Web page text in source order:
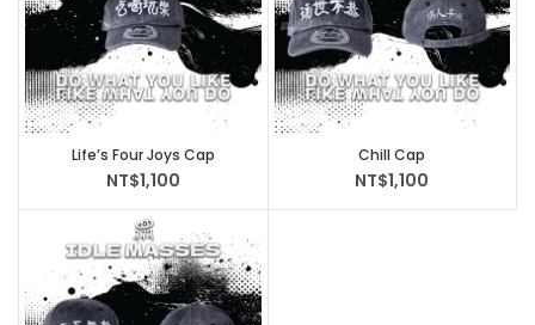
Life’s Four Joys Cap
NT$1,100
Chill Cap
NT$1,100